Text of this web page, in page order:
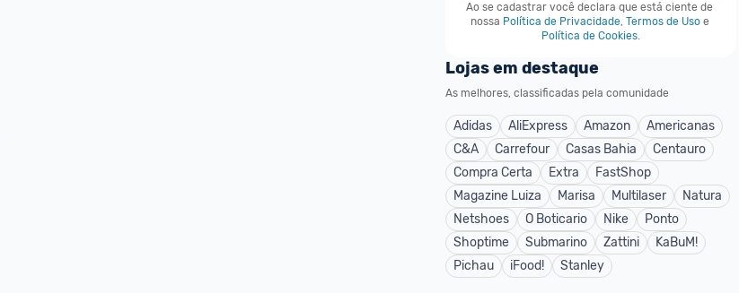
Ao se cadastrar você declara que está ciente de
nossa Política de Privacidade, Termos de Uso e
Política de Cookies.
Lojas em destaque
As melhores, classificadas pela comunidade
Adidas AliExpress Amazon
Americanas
C&A
Carrefour Casas Bahia
Centauro
Compra Certa
Extra
FastShop
Magazine Luiza
Marisa Multilaser
Natura
Netshoes
O Boticario Nike
Ponto
Shoptime
Submarino Zattini
KaBuM!
Pichau
iFood! Stanley